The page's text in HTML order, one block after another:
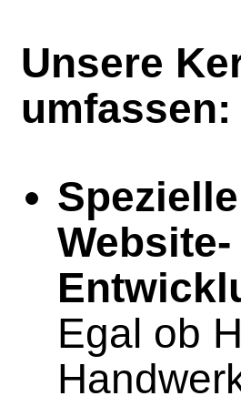
Unsere
umfassen:
Spezielle
Website-
Egal ob